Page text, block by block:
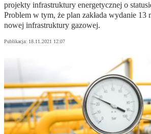
projekty infrastruktury energetycznej o
Problem w tym, że plan zakłada wydanie 13
nowej infrastruktury gazowej.
Publikacja: 18.11.2021 12:07